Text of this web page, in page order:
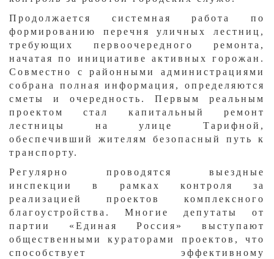
Продолжается системная работа по
формированию перечня уличных лестниц,
требующих первоочередного ремонта,
начатая по инициативе активных горожан.
Совместно с районными администрациями
собрана полная информация, определяются
сметы и очередность. Первым реальным
проектом стал капитальный ремонт
лестницы на улице Тарифной,
обеспечивший жителям безопасный путь к
транспорту.
Регулярно проводятся выездные
инспекции в рамках контроля за
реализацией проектов комплексного
благоустройства. Многие депутаты от
партии «Единая Россия» выступают
общественными кураторами проектов, что
способствует эффективному